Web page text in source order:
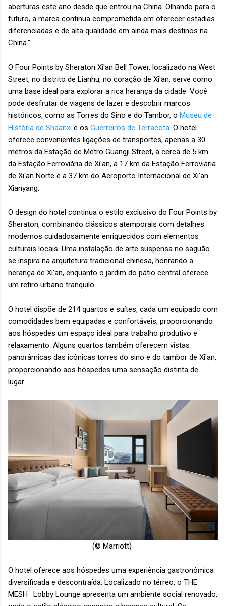
aberturas este ano desde que entrou na China. Olhando para o
futuro, a marca continua comprometida em oferecer estadias
diferenciadas e de alta qualidade em ainda mais destinos na
China."
O Four Points by Sheraton Xi'an Bell Tower, localizado na West
Street, no distrito de Lianhu, no coração de Xi'an, serve como
uma base ideal para explorar a rica herança da cidade. Você
pode desfrutar de viagens de lazer e descobrir marcos
históricos, como as Torres do Sino e do Tambor, o Museu de
História de Shaanxi e os Guerreiros de Terracota. O hotel
oferece convenientes ligações de transportes, apenas a 30
metros da Estação de Metro Guangji Street, a cerca de 5 km
da Estação Ferroviária de Xi'an, a 17 km da Estação Ferroviária
de Xi'an Norte e a 37 km do Aeroporto Internacional de Xi'an
Xianyang.
O design do hotel continua o estilo exclusivo do Four Points by
Sheraton, combinando clássicos atemporais com detalhes
modernos cuidadosamente enriquecidos com elementos
culturais locais. Uma instalação de arte suspensa no saguão
se inspira na arquitetura tradicional chinesa, honrando a
herança de Xi'an, enquanto o jardim do pátio central oferece
um retiro urbano tranquilo.
O hotel dispõe de 214 quartos e suítes, cada um equipado com
comodidades bem equipadas e confortáveis, proporcionando
aos hóspedes um espaço ideal para trabalho produtivo e
relaxamento. Alguns quartos também oferecem vistas
panorâmicas das icônicas torres do sino e do tambor de Xi'an,
proporcionando aos hóspedes uma sensação distinta de
lugar.
(© Marriott)
O hotel oferece aos hóspedes uma experiência gastronômica
diversificada e descontraída. Localizado no térreo, o THE
MESH · Lobby Lounge apresenta um ambiente social renovado,